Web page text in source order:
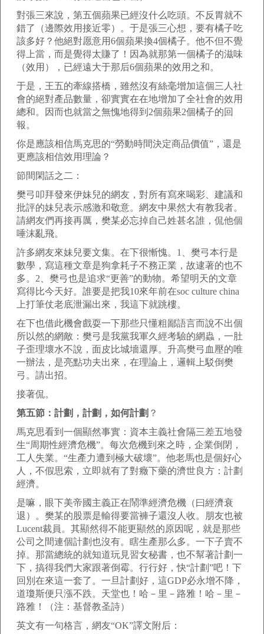
對張三來說，第五個蘋果已經沒什么吃頭。不反胃就不
錯了（邊際效用接近零）。于是張三心想，要有橘子吃
該多好？他絕對愿意用6個蘋果換4個橘子。他不但不覺
得上當，而是覺得太賺了！因為就那第一個橘子的滋味
（效用），已經遠大于那后6個蘋果的效用之和。
于是，王五的牽線搭橋，雖然沒有絲毫增加這個三人社
會的絕對產品數量，卻實實在在地增加了全社會的效用
總和。因而也就當之無愧地得到2個蘋果2個橘子的回
報。
你是應該相信馬克思的“勞動時間決定商品價值”，還是
更應該相信效用理論？
節間閑話之二：
樊弓叩拜發來伊妹兒的網友，對所有寫來喝彩、建議和
批評的妹兒表示感激和敬意。網友中果然大有教我者。
請網友們再接再厲，樊某必忘掉自己姓甚名誰，侃他個
唾沫亂飛。
許多網友來妹兒要文集。在下很慚愧。1、樊弓本行是
數學，寫這種文章是狗拿耗子不務正業，故逮著的也不
多。2、樊弓也是追求“更善”的動物。希望明天的文章
寫得比今天好。誰要是把我10來年前在soc culture china
上打筆仗老底泄漏出來，我這下就跳樓。
在下也借此機會戲耍一下那些只懂粗鄙語言而說不出個
所以然的網敵：樊弓是我黨我軍久經考驗的網蟲，一肚
子歪理壞水不說，面皮比城墻還厚。升高樊弓血壓的唯
一辦法，是亮點功夫出來，在理論上，邏輯上駁倒樊
弓。請出招。
接著侃。
第五節：計劃，計劃，如何計劃 ？
馬克思看到一個顯然事實：資本主義社會隔三差五地發
生“周期性經濟危機”。每次危機到來之時，企業倒閉，
工人失業。“生產力遭到極大破壞”。他老馬也是個好心
人，不假思索，立即就有了對癥下藥的濟世良方：計劃
經濟。
是嘛，眼下美帝國主義正在鬧準經濟危機（曰經濟衰
退）。樊某的股票是輸得要當褲子還沒人收。朋友也被
Lucent裁員。其顯然得不能更顯然的原因呢，就是那些
公司之間連個計劃也沒有。瞎生產那么多。一下子賣不
掉。那當總統的就知道玩見習女秘書，也不幫著計劃一
下，搞得我們大家跟著倒霉。行行好，快“計劃”吧！下
回別在來這一套了。一旦計劃好，這GDP必永增不降，
道瓊斯便只漲不跌。天堂也！哈－里－路雅！哈－里－
路雅！（注：基督教圣詩）
英文有一句格言，網友“OK”譯文附后：